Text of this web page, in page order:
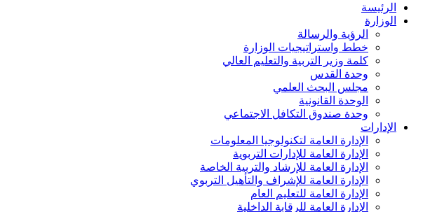
الرئيسة
الوزارة
الرؤية والرسالة
خطط واستراتيجيات الوزارة
كلمة وزير التربية والتعليم العالي
وحدة القدس
مجلس البحث العلمي
الوحدة القانونية
وحدة صندوق التكافل الاجتماعي
الإدارات
الإدارة العامة لتكنولوجيا المعلومات
الإدارة العامة للإدارات التربوية
الإدارة العامة للإرشاد والتربية الخاصة
الإدارة العامة للإشراف والتأهيل التربوي
الإدارة العامة للتعليم العام
الإدارة العامة للرقابة الداخلية